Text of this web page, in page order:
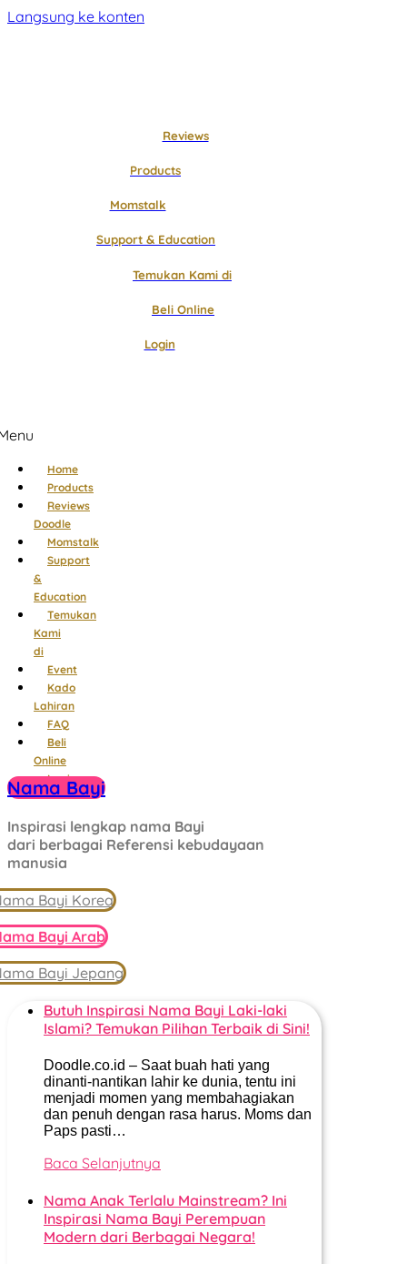
Langsung ke konten
Reviews
Products
Momstalk
Support & Education
Temukan Kami di
Beli Online
Login
Home
Products
Reviews
Doodle
Momstalk
Support
&
Education
Temukan
Kami
di
Event
Kado
Lahiran
FAQ
Beli
Online
Login
Nama Bayi
Inspirasi lengkap nama Bayi
dari berbagai Referensi kebudayaan
manusia
Bayi Korea
Bayi Arab
Bayi Jepang
Butuh Inspirasi Nama Bayi Laki-laki
Islami? Temukan Pilihan Terbaik di Sini!
Doodle.co.id – Saat buah hati yang
dinanti-nantikan lahir ke dunia, tentu ini
menjadi momen yang membahagiakan
dan penuh dengan rasa harus. Moms dan
Paps pasti…
Baca Selanjutnya
Nama Anak Terlalu Mainstream? Ini
Inspirasi Nama Bayi Perempuan
Modern dari Berbagai Negara!